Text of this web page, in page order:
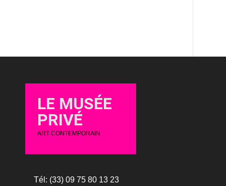
LE MUSÉE
PRIVÉ
ART CONTEMPORAIN
Tél: (33) 09 75 80 13 23